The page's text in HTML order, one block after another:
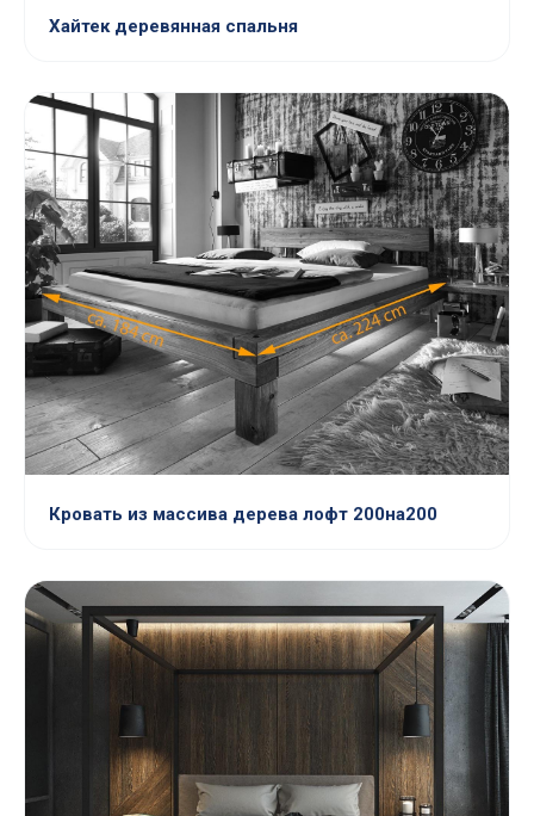
Хайтек деревянная спальня
Кровать из массива дерева лофт 200на200